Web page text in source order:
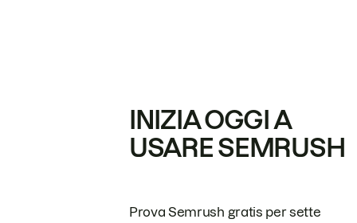
INIZIA OGGI A
USARE SEMRUSH
Prova Semrush gratis per sette